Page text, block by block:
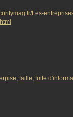
Les-
, faille, fuite